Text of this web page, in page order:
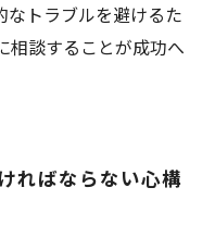
なトラブルを避けるた
相談することが成功へ
ればならない心構